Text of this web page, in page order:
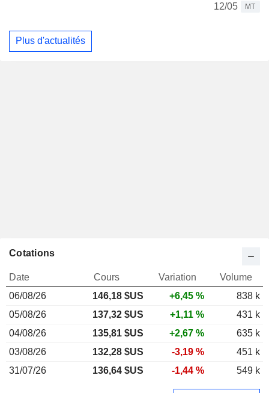
12/05
MT
Plus d'actualités
Cotations
Date Cours Variation
Volume
06/08/26
146,18 $US +6,45 %
838 k
05/08/26
137,32 $US +1,11 %
431 k
04/08/26
135,81 $US +2,67 %
635 k
03/08/26
132,28 $US -3,19 %
451 k
31/07/26
136,64 $US -1,44 % 549 k